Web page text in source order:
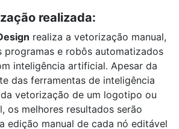
realizada:
realiza a vetorização manual,
programas e robôs automatizados
inteligência artificial. Apesar da
das ferramentas de inteligência
vetorização de um logotipo ou
os melhores resultados serão
edição manual de cada nó editável